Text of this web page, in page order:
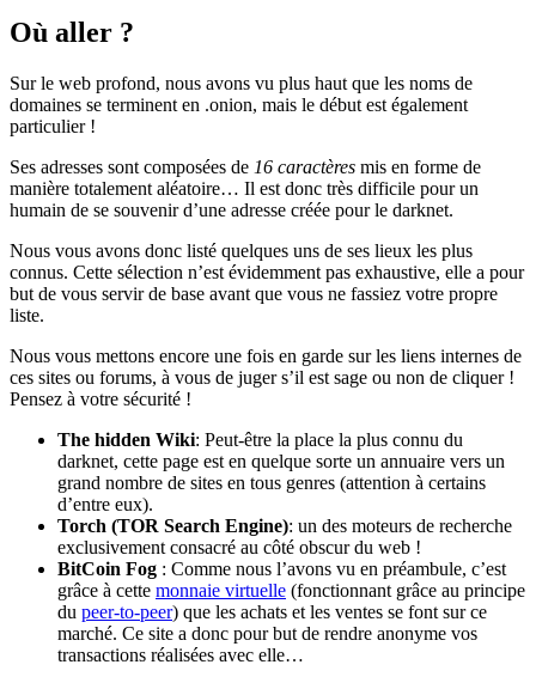
Où aller ?
Sur le web profond, nous avons vu plus haut que les noms de
domaines se terminent en .onion, mais le début est également
particulier !
Ses adresses sont composées de 16 caractères mis en forme de
manière totalement aléatoire… Il est donc très difficile pour un
humain de se souvenir d’une adresse créée pour le darknet.
Nous vous avons donc listé quelques uns de ses lieux les plus
connus. Cette sélection n’est évidemment pas exhaustive, elle a pour
but de vous servir de base avant que vous ne fassiez votre propre
liste.
Nous vous mettons encore une fois en garde sur les liens internes de
ces sites ou forums, à vous de juger s’il est sage ou non de cliquer !
Pensez à votre sécurité !
The hidden Wiki: Peut-être la place la plus connu du
darknet, cette page est en quelque sorte un annuaire vers un
grand nombre de sites en tous genres (attention à certains
d’entre eux).
Torch (TOR Search Engine): un des moteurs de recherche
exclusivement consacré au côté obscur du web !
BitCoin Fog : Comme nous l’avons vu en préambule, c’est
grâce à cette monnaie virtuelle (fonctionnant grâce au principe
du peer-to-peer) que les achats et les ventes se font sur ce
marché. Ce site a donc pour but de rendre anonyme vos
transactions réalisées avec elle…